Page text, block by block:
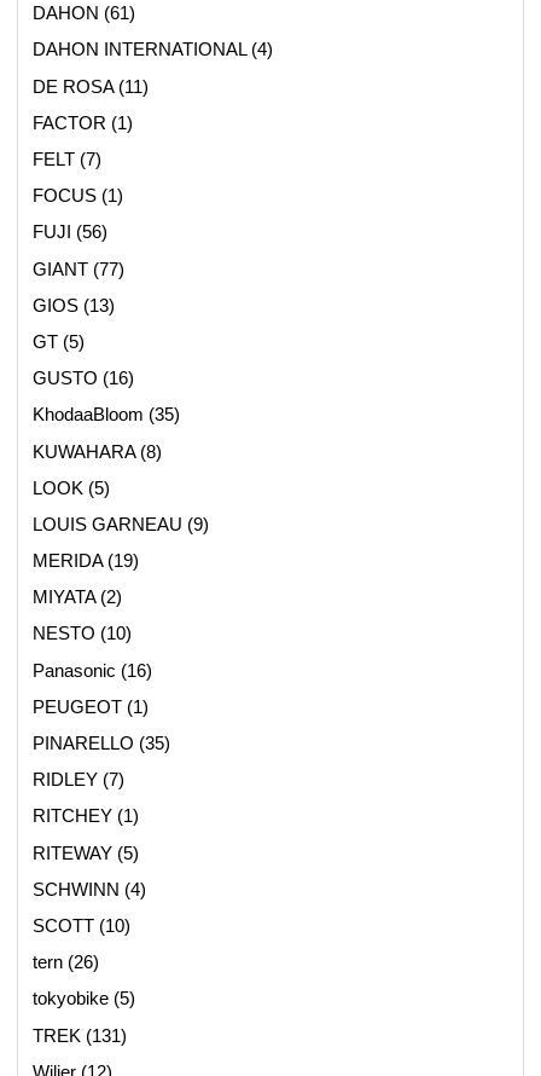
DAHON (61)
DAHON INTERNATIONAL(4)
DE ROSA(11)
FACTOR (1)
FELT(7)
FOCUS(1)
FUJI (56)
GIANT(77)
GIOS(13)
GT(5)
GUSTO (16)
KhodaaBloom (35)
KUWAHARA(8)
LOOK (5)
LOUIS GARNEAU (9)
MERIDA(19)
MIYATA(2)
NESTO (10)
Panasonic (16)
PEUGEOT(1)
PINARELLO (35)
RIDLEY(7)
RITCHEY(1)
RITEWAY(5)
SCHWINN (4)
SCOTT(10)
tern(26)
tokyobike(5)
TREK (131)
Wilier(12)